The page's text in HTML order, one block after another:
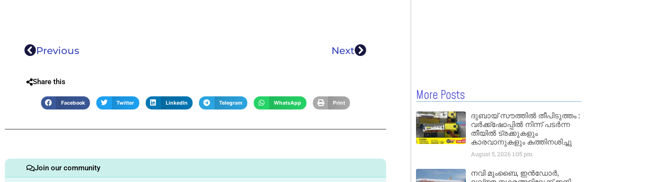
Previous Next
Share this
Facebook Twitter LinkedIn Telegram WhatsApp Print
Join our community
More Posts
ദുബായ് സൗത്തിൽ തീപിടുത്തം :
വർക്ക്‌ഷോപ്പിൽ നിന്ന് പടർന്ന
തീയിൽ ട്രക്കുകളും
കാരവാനുകളും കത്തിനശിച്ചു
August 5, 2026 1:05 pm
നവി മുംബൈ, ഇൻഡോർ,